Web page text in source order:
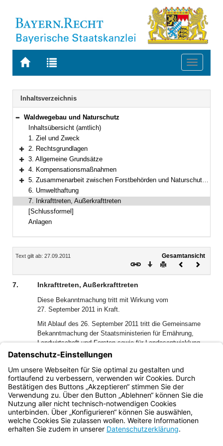
Zur
BAYERN.RECHT
Zur
letzten
Suche
Toggle
Navigation
Inhaltsverzeichnis
Bereich reduzieren
Waldwegebau und Naturschutz
Inhaltsübersicht (amtlich)
1. Ziel und Zweck
Bereich erweitern
2. Rechtsgrundlagen
Bereich erweitern
3. Allgemeine Grundsätze
Bereich erweitern
4. Kompensationsmaßnahmen
Bereich erweitern
5. Zusammenarbeit zwischen Forstbehörden und Naturschutzbehörden
6. Umwelthaftung
7. Inkrafttreten, Außerkrafttreten
[Schlussformel]
Anlagen
Inhalt
Text gilt ab: 27.09.2011
Gesamtansicht
Download
DruckenVorheriges
7. Inkrafttreten, Außerkrafttreten
Diese Bekanntmachung tritt mit Wirkung vom
27. September 2011 in Kraft.
Mit Ablauf des 26. September 2011 tritt die Gemeinsame
Bekanntmachung der Staatsministerien für Ernährung,
Landwirtschaft und Forsten sowie für Landesentwicklung
und Umweltfragen über Waldwegebau und Naturschutz vom
10. Dezember 1992 (AllMBl 1993 S. 480), geändert durch
Bekanntmachung vom 21. Dezember 1998 (AllMBl 1999
S. 24), außer Kraft.
Bayern.de
BayernPortal